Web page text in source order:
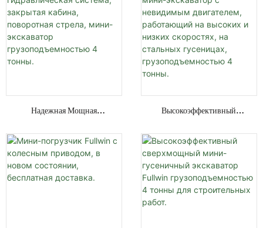
Навесным Оборудованием,
Гусеничный Экскаватор.
Цене, С Различными
Навесными Устройствами.
Надежная Мощная
Закрытая Кабина,
Поворотная Стрела, Мини-
Экскаватор
Грузоподъемностью 4
Тонны.
Высокоэффективный
Невидимым Двигателем,
Работающий На Высоких И
Низких Скоростях, На
Стальных Гусеницах,
Грузоподъемностью 4
Тонны.